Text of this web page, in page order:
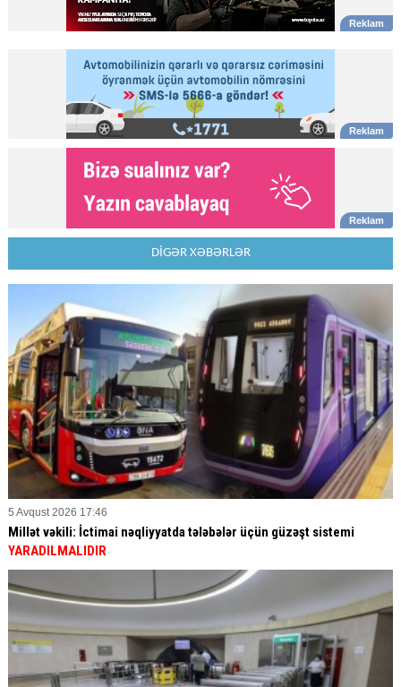
DİGƏR XƏBƏRLƏR
5 Avqust 2026 17:46
Millət vəkili: İctimai nəqliyyatda tələbələr üçün güzəşt sistemi
YARADILMALIDIR